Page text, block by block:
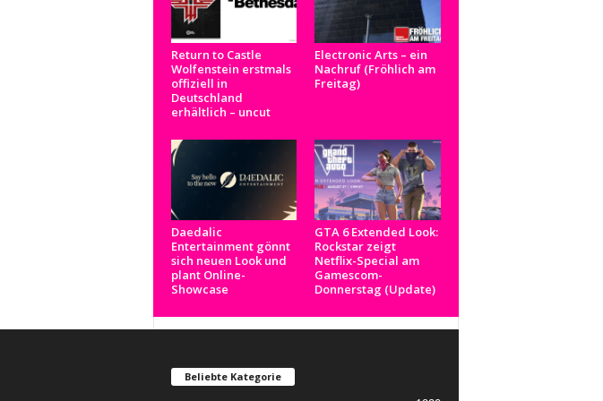
Return to Castle
Wolfenstein erstmals
offiziell in
Deutschland
erhältlich – uncut
Electronic Arts – ein
Nachruf (Fröhlich am
Freitag)
Daedalic
Entertainment gönnt
sich neuen Look und
plant Online-
Showcase
GTA 6 Extended Look:
Rockstar zeigt
Netflix-Special am
Gamescom-
Donnerstag (Update)
Beliebte Kategorie